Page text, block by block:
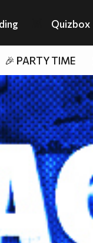
Quizbox
🎉 PARTY TIME